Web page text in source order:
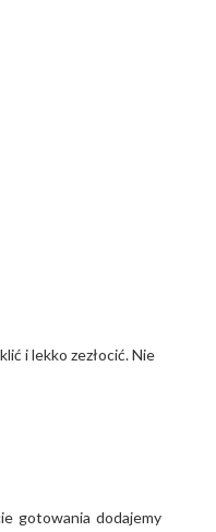
i lekko zezłocić. Nie
gotowania dodajemy